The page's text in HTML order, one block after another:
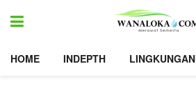
HOME INDEPTH LINGKUNGAN